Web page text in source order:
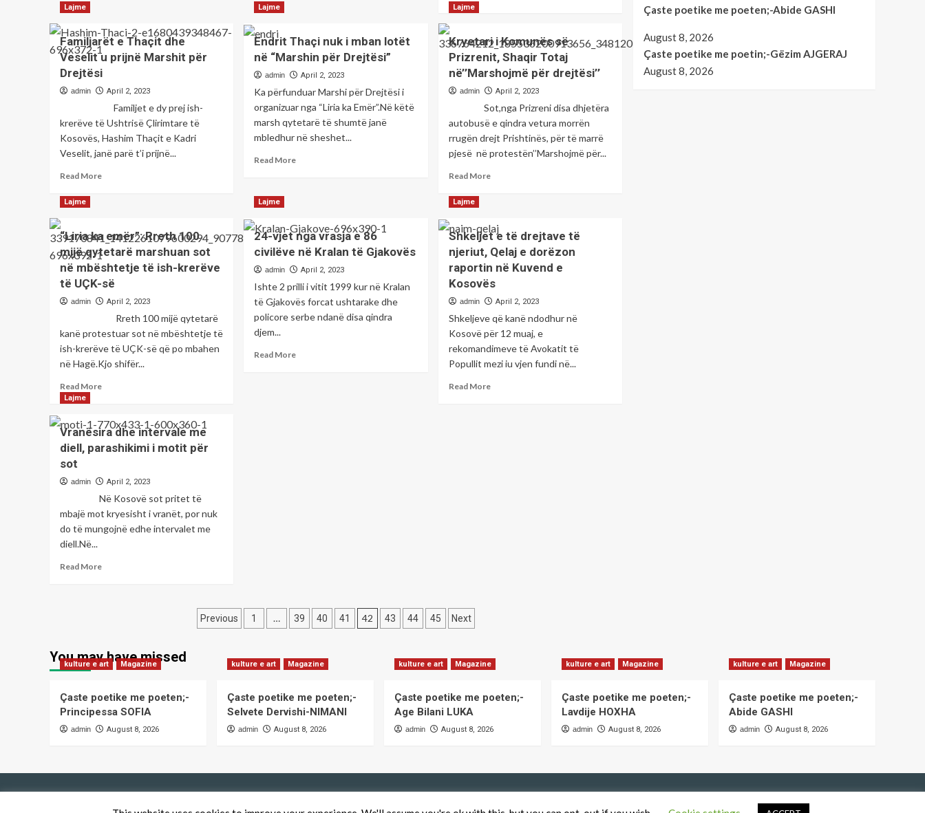
mbështet
marshin
në
Prishtinë:
duhet
bëjë
thirrje
për
lirimin
e
qindramijë
shqiptarëve
ka
të
shiturit
e
kombit-
;Kastriot
a
kaq
fortë
të
verbuar
paraja
se
serbo-
për
Lajme
Familjarët e Thaçit dhe
Veselit u prijnë Marshit për
Drejtësi
admin April 2, 2023
Familjet e dy prej ish-
krerëve të Ushtrisë Çlirimtare të
Kosovës, Hashim Thaçit e Kadri
Veselit, janë parë t’i prijnë...
Read MoreRead
Thaçit
dhe
Veselit
Marshit
Drejtësi
Lajme
Endrit Thaçi nuk i mban lotët
në “Marshin për Drejtësi”
admin April 2, 2023
Ka përfunduar Marshi për Drejtësi i
organizuar nga “Liria ka Emër”.Në këtë
marsh qytetarë të shumtë janë
mbledhur në sheshet...
Read MoreRead
nuk
i
mban
në
“Marshin
për
Drejtësi”
Lajme
Kryetari i Komunës së
Prizrenit, Shaqir Totaj
në’’Marshojmë për drejtësi’’
admin April 2, 2023
Sot,nga Prizreni disa dhjetëra
autobusë e qindra vetura morrën
rrugën drejt Prishtinës, për të marrë
pjesë në protestën’’Marshojmë për...
Read MoreRead
i
Komunës
së
Prizrenit,
në’’Marshojmë
për
drejtësi’’
Lajme
“Liria ka emër”: Rreth 100
mijë qytetarë marshuan sot
në mbështetje të ish-krerëve
të UÇK-së
admin April 2, 2023
Rreth 100 mijë qytetarë
kanë protestuar sot në mbështetje të
ish-krerëve të UÇK-së që po mbahen
në Hagë.Kjo shifër...
Read MoreRead
“Liria
ka
emër”:
100
mijë
qytetarë
marshuan
sot
të
Lajme
24-vjet nga vrasja e 86
civilëve në Kralan të Gjakovës
admin April 2, 2023
Ishte 2 prilli i vitit 1999 kur në Kralan
të Gjakovës forcat ushtarake dhe
policore serbe ndanë disa qindra
djem...
Read MoreRead
Lajme
Shkeljet e të drejtave të
njeriut, Qelaj e dorëzon
raportin në Kuvend e
Kosovës
admin April 2, 2023
Shkeljeve që kanë ndodhur në
Kosovë për 12 muaj, e
rekomandimeve të Avokatit të
Popullit mezi iu vjen fundi në...
Read MoreRead
Lajme
Vranësira dhe intervale me
diell, parashikimi i motit për
sot
admin April 2, 2023
Në Kosovë sot pritet të
mbajë mot kryesisht i vranët, por nuk
do të mungojnë edhe intervalet me
diell.Në...
Read MoreRead
diell,
parashikimi
motit
për
Posts
Previous 1 … 39 40 41 42 43 44 45 Next
Çaste poetike me poeten;-Abide GASHI
August 8, 2026
Çaste poetike me poetin;-Gëzim AJGERAJ
August 8, 2026
You may have missed
kulture e art Magazine
Çaste poetike me poeten;-
Principessa SOFIA
admin August 8, 2026
kulture e art Magazine
Çaste poetike me poeten;-
Selvete Dervishi-NIMANI
admin August 8, 2026
kulture e art Magazine
Çaste poetike me poeten;-
Age Bilani LUKA
admin August 8, 2026
kulture e art Magazine
Çaste poetike me poeten;-
Lavdije HOXHA
admin August 8, 2026
kulture e art Magazine
Çaste poetike me poeten;-
Abide GASHI
admin August 8, 2026